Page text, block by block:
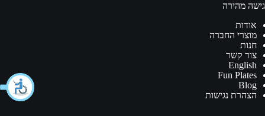
גישה מהירה
אודות
מוצרי החברה
חנות
צור קשר
English
Fun Plates
Blog
הצהרת נגישות